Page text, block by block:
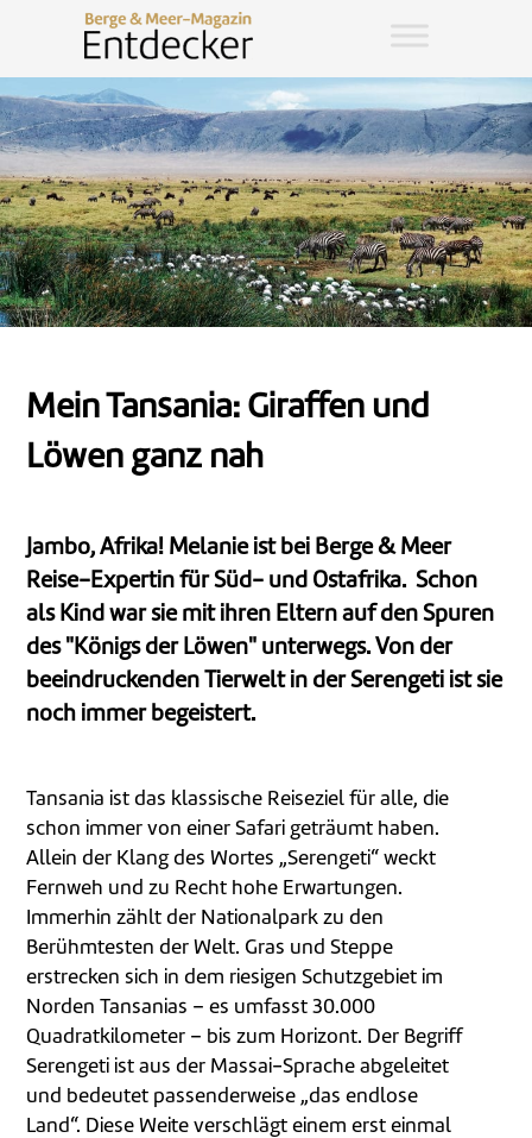
Mein Tansania: Giraffen und
Löwen ganz nah
Jambo, Afrika! Melanie ist bei Berge & Meer
Reise-Expertin für Süd- und Ostafrika. Schon
als Kind war sie mit ihren Eltern auf den Spuren
des "Königs der Löwen" unterwegs. Von der
beeindruckenden Tierwelt in der Serengeti ist sie
noch immer begeistert.
Tansania ist das klassische Reiseziel für alle, die
schon immer von einer Safari geträumt haben.
Allein der Klang des Wortes „Se­rengeti“ weckt
Fernweh und zu Recht hohe Erwartungen.
Immerhin zählt der Nationalpark zu den
Berühmtesten der Welt. Gras und Steppe
erstrecken sich in dem riesigen Schutzgebiet im
Norden Tansanias – es umfasst 30.000
Quadratkilometer – bis zum Horizont. Der Begriff
Serengeti ist aus der Massai-Sprache abgeleitet
und bedeutet passenderweise „das endlose
Land“. Diese Weite verschlägt einem erst einmal